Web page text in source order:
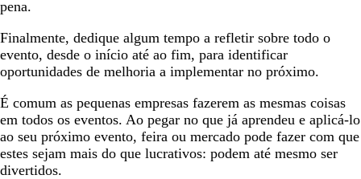
pena.
Finalmente, dedique algum tempo a refletir sobre todo o
evento, desde o início até ao fim, para identificar
oportunidades de melhoria a implementar no próximo.
É comum as pequenas empresas fazerem as mesmas coisas
em todos os eventos. Ao pegar no que já aprendeu e aplicá-lo
ao seu próximo evento, feira ou mercado pode fazer com que
estes sejam mais do que lucrativos: podem até mesmo ser
divertidos.